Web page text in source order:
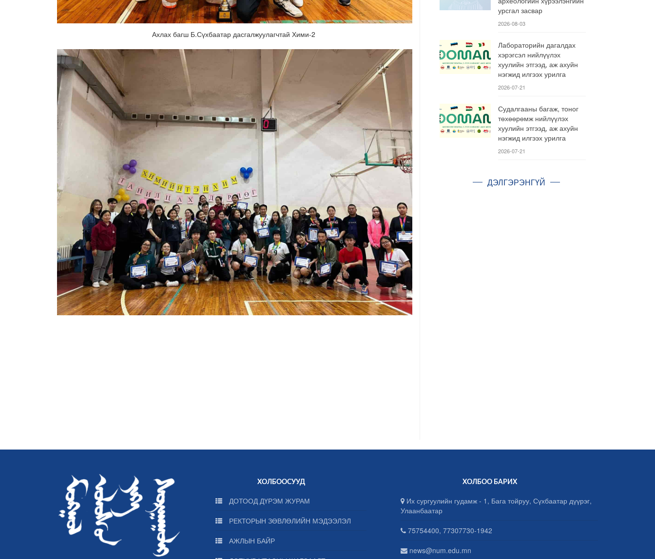
Ахлах багш Б.Сүхбаатар дасгалжуулагчтай Хими-2
урсгал засвар
2026-08-03
Лабораторийн дагалдах
хэрэгсэл нийлүүлэх
хуулийн этгээд, аж ахуйн
нэгжид илгээх урилга
2026-07-21
Судалгааны багаж, тоног
төхөөрөмж нийлүүлэх
хуулийн этгээд, аж ахуйн
нэгжид илгээх урилга
2026-07-21
ДЭЛГЭРЭНГҮЙ
ХОЛБООСУУД
ДОТООД ДҮРЭМ ЖУРАМ
РЕКТОРЫН ЗӨВЛӨЛИЙН МЭДЭЭЛЭЛ
АЖЛЫН БАЙР
ХОЛБОО БАРИХ
Их сургуулийн гудамж - 1, Бага тойруу, Сүхбаатар дүүрэг,
Улаанбаатар
75754400, 77307730-1942
news@num.edu.mn